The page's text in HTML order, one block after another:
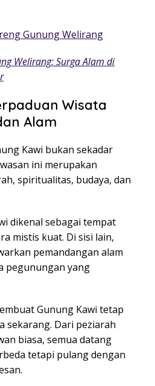
Gunung Welirang
Welirang: Surga Alam di
Wisata
Alam
Kawi bukan sekadar
ini merupakan
spiritualitas, budaya, dan
dikenal sebagai tempat
mistis kuat. Di sisi lain,
pemandangan alam
pegunungan yang
Gunung Kawi tetap
sekarang. Dari peziarah
biasa, semua datang
tetapi pulang dengan